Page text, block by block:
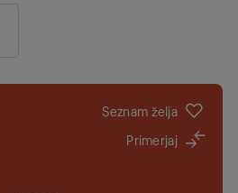
Seznam želja
Primerjaj